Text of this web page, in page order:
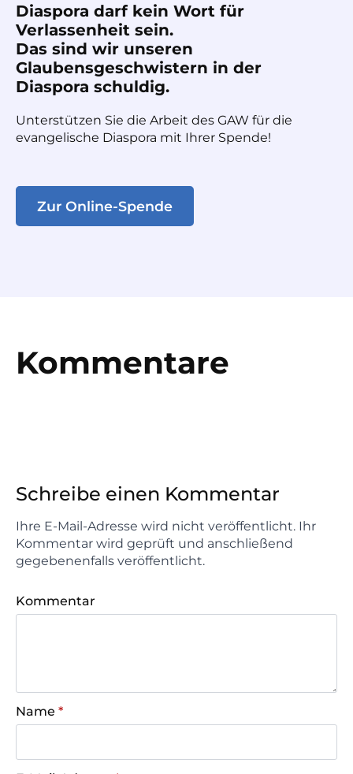
Diaspora darf kein Wort für
Verlassenheit sein.
Das sind wir unseren
Glaubensgeschwistern in der
Diaspora schuldig.
Unterstützen Sie die Arbeit des GAW für die
evangelische Diaspora mit Ihrer Spende!
Zur Online-Spende
Kommentare
Schreibe einen Kommentar
Ihre E-Mail-Adresse wird nicht veröffentlicht. Ihr
Kommentar wird geprüft und anschließend
gegebenenfalls veröffentlicht.
Kommentar
Name *